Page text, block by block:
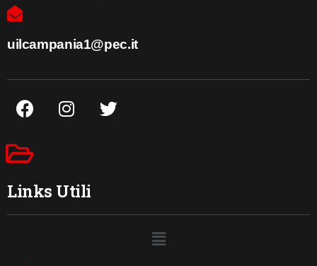
uilcampania1@pec.it
Links Utili